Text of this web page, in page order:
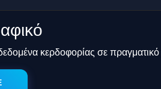
κερδοφορίας σε